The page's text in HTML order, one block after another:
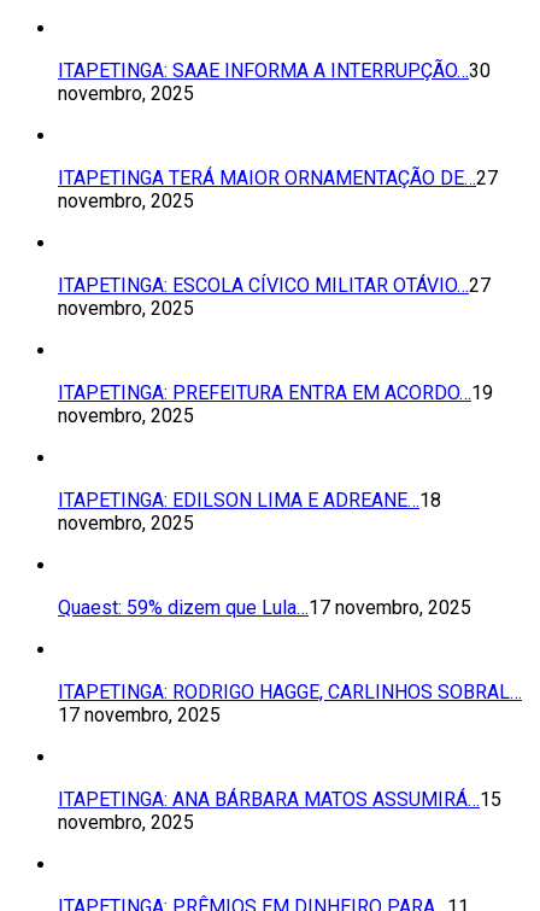
ITAPETINGA: SAAE INFORMA A INTERRUPÇÃO…30
novembro, 2025
ITAPETINGA TERÁ MAIOR ORNAMENTAÇÃO DE…27
novembro, 2025
ITAPETINGA: ESCOLA CÍVICO MILITAR OTÁVIO…27
novembro, 2025
ITAPETINGA: PREFEITURA ENTRA EM ACORDO…19
novembro, 2025
ITAPETINGA: EDILSON LIMA E ADREANE…18
novembro, 2025
Quaest: 59% dizem que Lula…17 novembro, 2025
ITAPETINGA: RODRIGO HAGGE, CARLINHOS SOBRAL…
17 novembro, 2025
ITAPETINGA: ANA BÁRBARA MATOS ASSUMIRÁ…15
novembro, 2025